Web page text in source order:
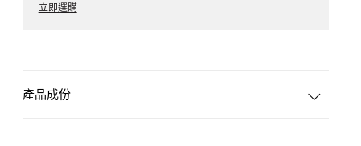
立即選購
產品成份